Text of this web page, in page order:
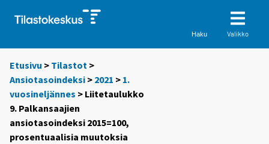
Haku Valikko
Etusivu > Tilastot >
Ansiotasoindeksi > 2021 > 1.
vuosineljännes > Liitetaulukko
9. Palkansaajien
ansiotasoindeksi 2015=100,
prosentuaalisia muutoksia